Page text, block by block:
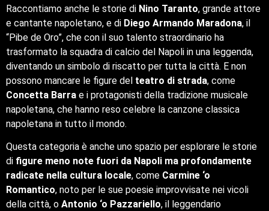
Raccontiamo anche le storie di Nino Taranto, grande attore
e cantante napoletano, e di Diego Armando Maradona, il
“Pibe de Oro”, che con il suo talento straordinario ha
trasformato la squadra di calcio del Napoli in una leggenda,
diventando un simbolo di riscatto per tutta la città. E non
possono mancare le figure del teatro di strada, come
Concetta Barra e i protagonisti della tradizione musicale
napoletana, che hanno reso celebre la canzone classica
napoletana in tutto il mondo.
Questa categoria è anche uno spazio per esplorare le storie
di figure meno note fuori da Napoli ma profondamente
radicate nella cultura locale, come Carmine ‘o
Romantico, noto per le sue poesie improvvisate nei vicoli
della città, o Antonio ‘o Pazzariello, il leggendario